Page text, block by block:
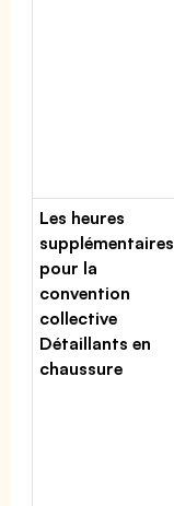
Les heures
supplémentaires
pour la
convention
collective
Détaillants en
chaussure